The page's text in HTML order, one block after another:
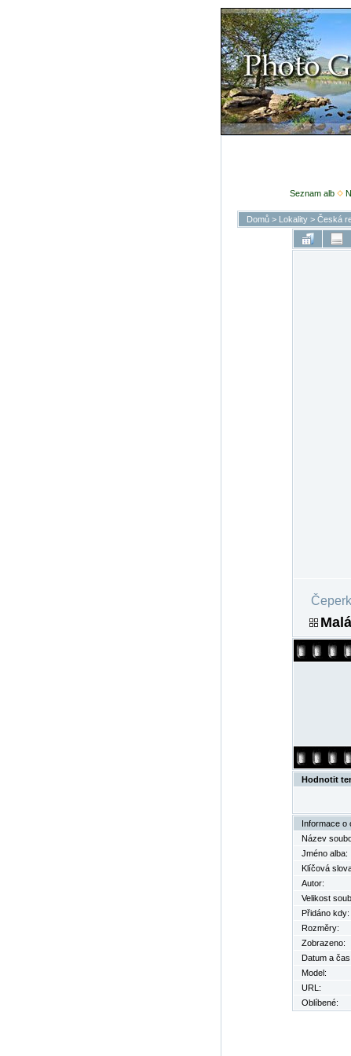
Seznam alb
Domů> Lokality> Česká
Hodnotit
Informace o
Název
Jméno alba:
Klíčová
Autor:
Velikost
Přidáno kdy:
Rozměry:
Zobrazeno:
Datum a čas
Model:
URL:
Oblíbené: